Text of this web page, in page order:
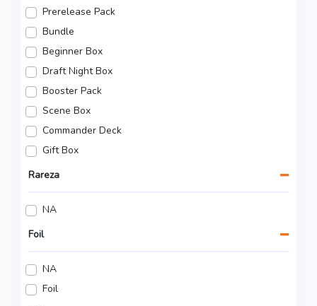
Prerelease Pack
Bundle
Beginner Box
Draft Night Box
Booster Pack
Scene Box
Commander Deck
Gift Box
Rareza
NA
Foil
NA
Foil